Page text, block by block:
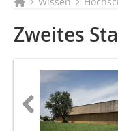
Zweites